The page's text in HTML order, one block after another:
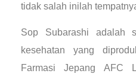
tidak salah inilah
Sop Subarashi adalah
kesehatan yang
Farmasi Jepang AFC